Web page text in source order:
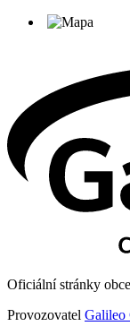
Oficiální stránky
Provozovatel Galileo